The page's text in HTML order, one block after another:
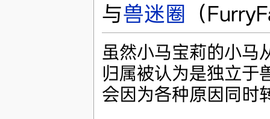
与兽迷圈 （
虽然小马宝莉的小马
归属被认为是独立于
会因为各种原因同时